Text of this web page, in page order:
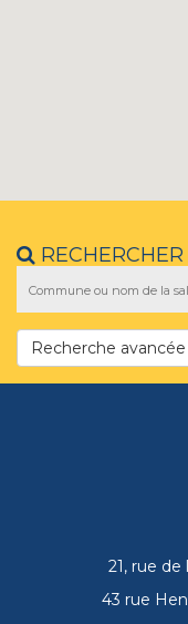
Recherche avancée
21, rue de
43 rue